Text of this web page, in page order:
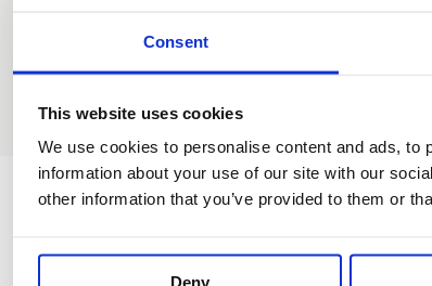
Consent
This website uses cookies
We use cookies to personalise content and ads,
information about your use of our site with our
other information that you’ve provided to them or
Deny
42. Pro VIP klienty
prostřednictvím našeho
prémiové nabídky si
zážitků nebo
konání VIP eventů